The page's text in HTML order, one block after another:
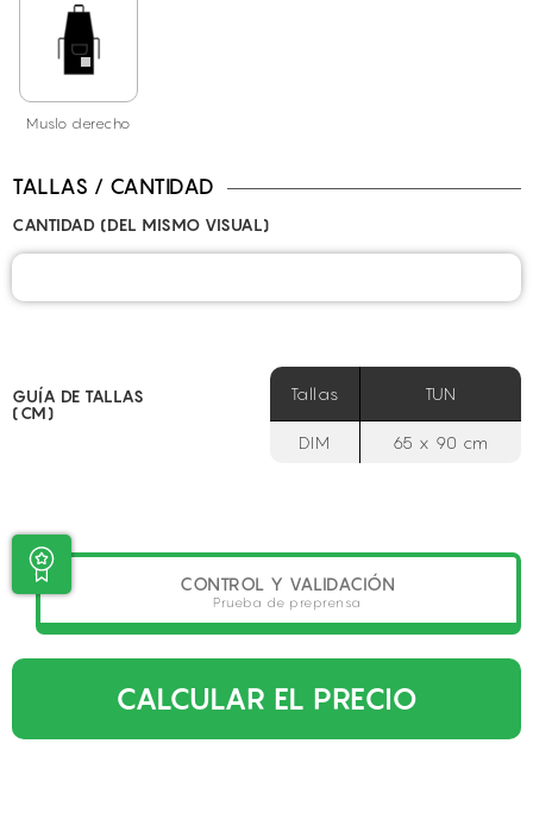
Muslo derecho
TALLAS / CANTIDAD
CANTIDAD (DEL MISMO VISUAL)
GUÍA DE TALLAS
(CM)
Tallas TUN
DIM 65 x 90 cm
CONTROL Y VALIDACIÓN
Prueba de preprensa
CALCULAR EL PRECIO